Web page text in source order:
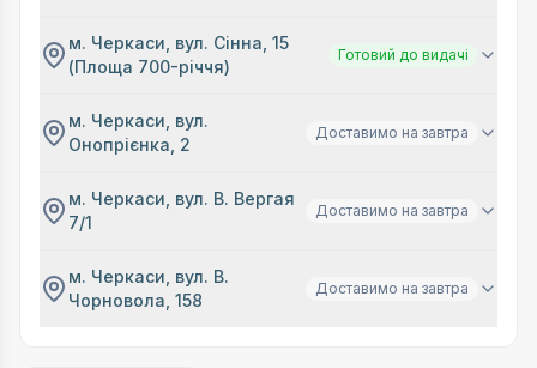
м. Черкаси, вул. Сінна, 15
(Площа 700-річчя)
Готовий до видачі
м. Черкаси, вул.
Онопрієнка, 2
Доставимо на завтра
м. Черкаси, вул. В. Вергая
7/1
Доставимо на завтра
м. Черкаси, вул. В.
Чорновола, 158
Доставимо на завтра